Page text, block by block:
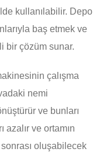
kullanılabilir. Depo
baş etmek ve
bir çözüm sunar.
çalışma
nemi
ve bunları
ve ortamın
oluşabilecek